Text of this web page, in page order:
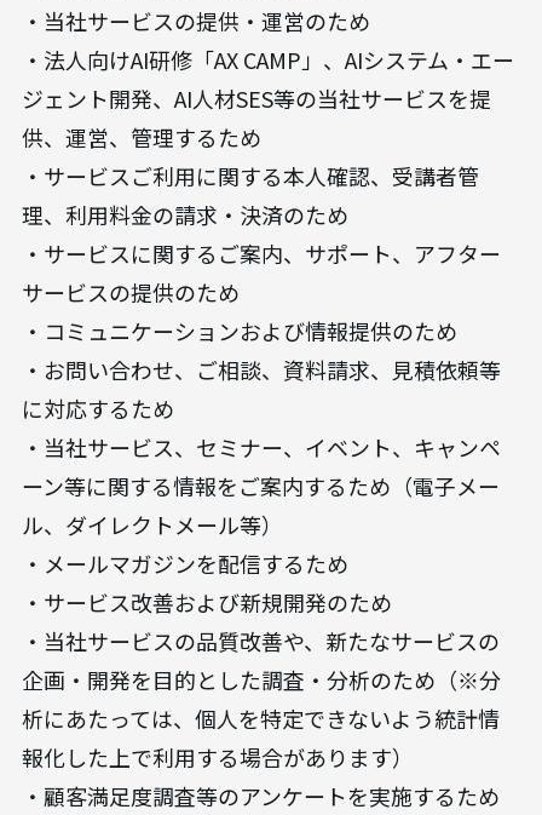
・当社サービスの提供・運営のため
・法人向けAI研修「AX CAMP」、AIシステム・エー
ジェント開発、AI人材SES等の当社サービスを提
供、運営、管理するため
・サービスご利用に関する本人確認、受講者管
理、利用料金の請求・決済のため
・サービスに関するご案内、サポート、アフター
サービスの提供のため
・コミュニケーションおよび情報提供のため
・お問い合わせ、ご相談、資料請求、見積依頼等
に対応するため
・当社サービス、セミナー、イベント、キャンペ
ーン等に関する情報をご案内するため（電子メー
ル、ダイレクトメール等）
・メールマガジンを配信するため
・サービス改善および新規開発のため
・当社サービスの品質改善や、新たなサービスの
企画・開発を目的とした調査・分析のため（※分
析にあたっては、個人を特定できないよう統計情
報化した上で利用する場合があります）
・顧客満足度調査等のアンケートを実施するため